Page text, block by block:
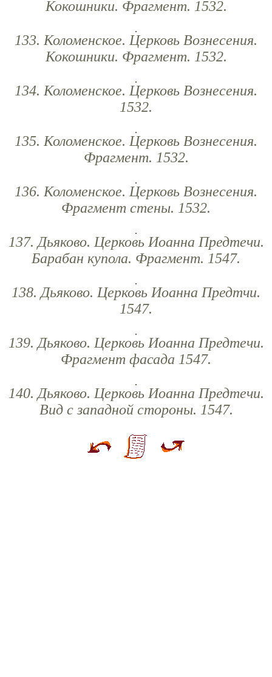
Кокошники. Фрагмент. 1532.
133. Коломенское. Церковь Вознесения.
Кокошники. Фрагмент. 1532.
134. Коломенское. Церковь Вознесения.
1532.
135. Коломенское. Церковь Вознесения.
Фрагмент. 1532.
136. Коломенское. Церковь Вознесения.
Фрагмент стены. 1532.
137. Дьяково. Церковь Иоанна Предтечи.
Барабан купола. Фрагмент. 1547.
138. Дьяково. Церковь Иоанна Предтчи.
1547.
139. Дьяково. Церковь Иоанна Предтечи.
Фрагмент фасада 1547.
140. Дьяково. Церковь Иоанна Предтечи.
Вид с западной стороны. 1547.